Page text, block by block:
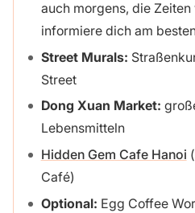
auch morgens, die
informiere dich am
Street Murals:
Street
Dong Xuan Market:
Lebensmitteln
Hidden Gem Cafe Hanoi
Café)
Optional: Egg Coffee